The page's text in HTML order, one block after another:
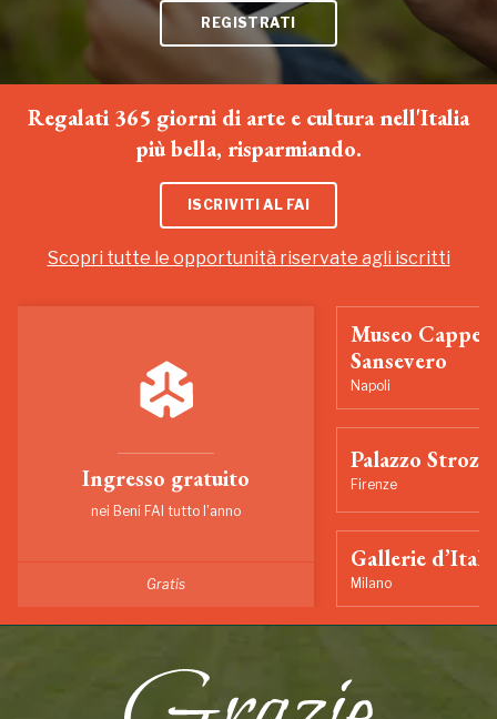
REGISTRATI
Regalati 365 giorni di arte e cultura nell'Italia
più bella, risparmiando.
ISCRIVITI AL FAI
Scopri tutte le opportunità riservate agli iscritti
Ingresso gratuito
nei Beni FAI tutto l'anno
Gratis
Museo
Sansevero
Napoli
Palazzo Strozzi
Firenze
Gallerie
Milano